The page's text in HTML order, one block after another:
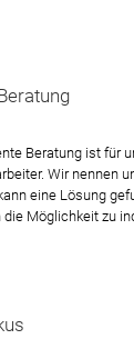
Beratung ist für
Wir nennen
eine Lösung
Möglichkeit zu